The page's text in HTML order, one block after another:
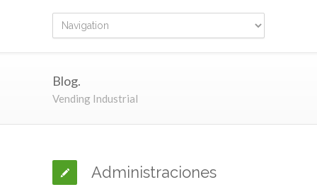
Blog.
Vending Industrial
Administraciones